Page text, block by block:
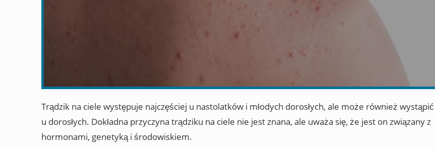
Trądzik na ciele występuje najczęściej u nastolatków i młodych dorosłych, ale może również wystąpić
u dorosłych. Dokładna przyczyna trądziku na ciele nie jest znana, ale uważa się, że jest on związany z
hormonami, genetyką i środowiskiem.